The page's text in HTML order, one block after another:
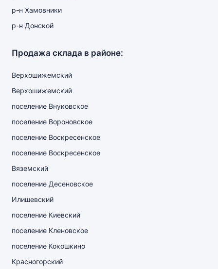
р-н Хамовники
р-н Донской
Продажа склада в районе:
Верхошижемский
Верхошижемский
поселение Внуковское
поселение Вороновское
поселение Воскресенское
поселение Воскресенское
Вяземский
поселение Десеновское
Илишевский
поселение Киевский
поселение Кленовское
поселение Кокошкино
Красногорский